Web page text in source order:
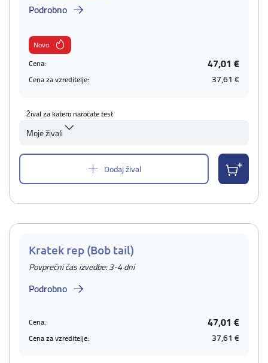
Podrobno
Novo
Cena:
47,01 €
Cena za vzreditelje: 37,61 €
Žival za katero naročate test
Moje živali
Dodaj žival
Kratek rep (Bob tail)
Povprečni čas izvedbe: 3-4 dni
Podrobno
Cena: 47,01 €
Cena za vzreditelje: 37,61 €